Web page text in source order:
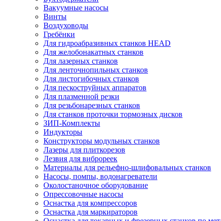
Вакуумные насосы
Винты
Воздуховоды
Гребёнки
Для гидроабразивных станков HEAD
Для желобонакатных станков
Для лазерных станков
Для ленточнопильных станков
Для листогибочных станков
Для пескоструйных аппаратов
Для плазменной резки
Для резьбонарезных станков
Для станков проточки тормозных дисков
ЗИП-Комплекты
Индукторы
Конструкторы модульных станков
Лазеры для плиткорезов
Лезвия для виброреек
Материалы для рельефно-шлифовальных станков
Насосы, помпы, водонагреватели
Околостаночное оборудование
Опрессовочные насосы
Оснастка для компрессоров
Оснастка для маркираторов